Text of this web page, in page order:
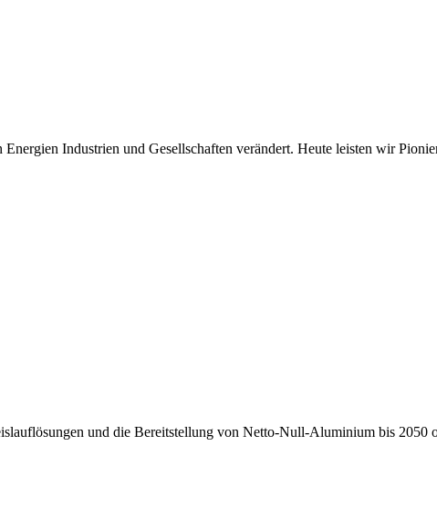
Industrien und Gesellschaften verändert. Heute leisten wir
und die Bereitstellung von Netto-Null-Aluminium bis 2050